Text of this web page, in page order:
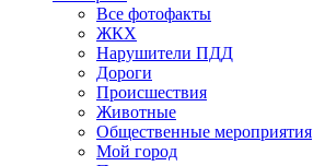
Все фотофакты
ЖКХ
Нарушители ПДД
Дороги
Происшествия
Животные
Общественные мероприятия
Мой город